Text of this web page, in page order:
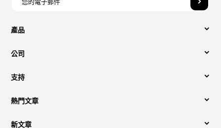
產品
視頻轉換
熱門文章
簡單的轉換方法 Spotify 至 MP3 （2026 更新）
新文章
支持
技術支援中心
操作方法
公司
關於我們
聯絡我們
條款